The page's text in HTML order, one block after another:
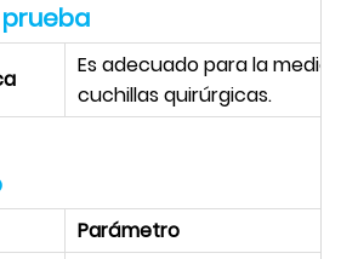
Es adecuado para la
cuchillas quirúrgicas.
Parámetro